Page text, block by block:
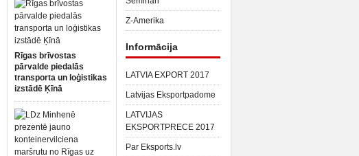
Rīgas brīvostas
pārvalde piedalās
transporta un loģistikas
izstādē Ķīnā
Z-Amerika
Informācija
LATVIA EXPORT 2017
Latvijas Eksportpadome
LATVIJAS
EKSPORTPRECE 2017
Par Eksports.lv